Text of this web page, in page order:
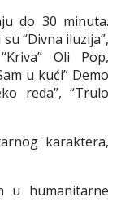
do 30 minuta.
“Divna iluzija”,
Oli Pop,
u kući” Demo
reda”, “Trulo
karaktera,
u humanitarne